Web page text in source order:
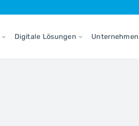
Digitale Lösungen Unternehmen